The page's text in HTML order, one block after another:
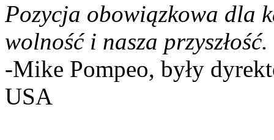
Pozycja obowiązkowa dla
wolność i nasza przyszłość.
-Mike Pompeo, były
USA